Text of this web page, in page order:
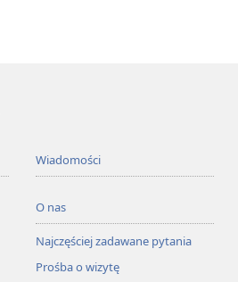
Wiadomości
O nas
Najczęściej zadawane pytania
Prośba o wizytę